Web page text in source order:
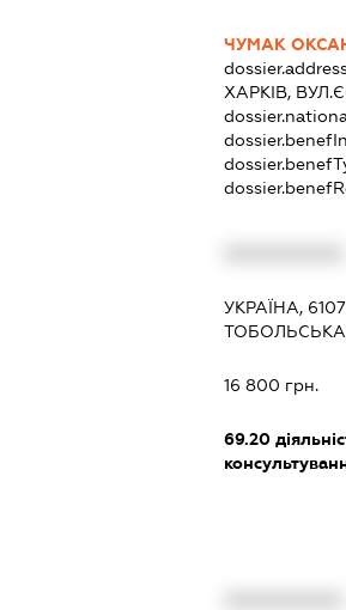
ЧУМАК
ХАРКІВ,
УКРАЇНА,
16 800 грн.
69.20